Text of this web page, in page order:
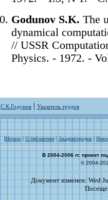
Godunov S.K. The
dynamical
// USSR
Physics. - 1972. -
С.К.Годунов | Указатель трудов
[Начало|О библиотеке|Академгородок|
В 2004-2006 гг. проект
© 2004-
Документ изменен: Wed